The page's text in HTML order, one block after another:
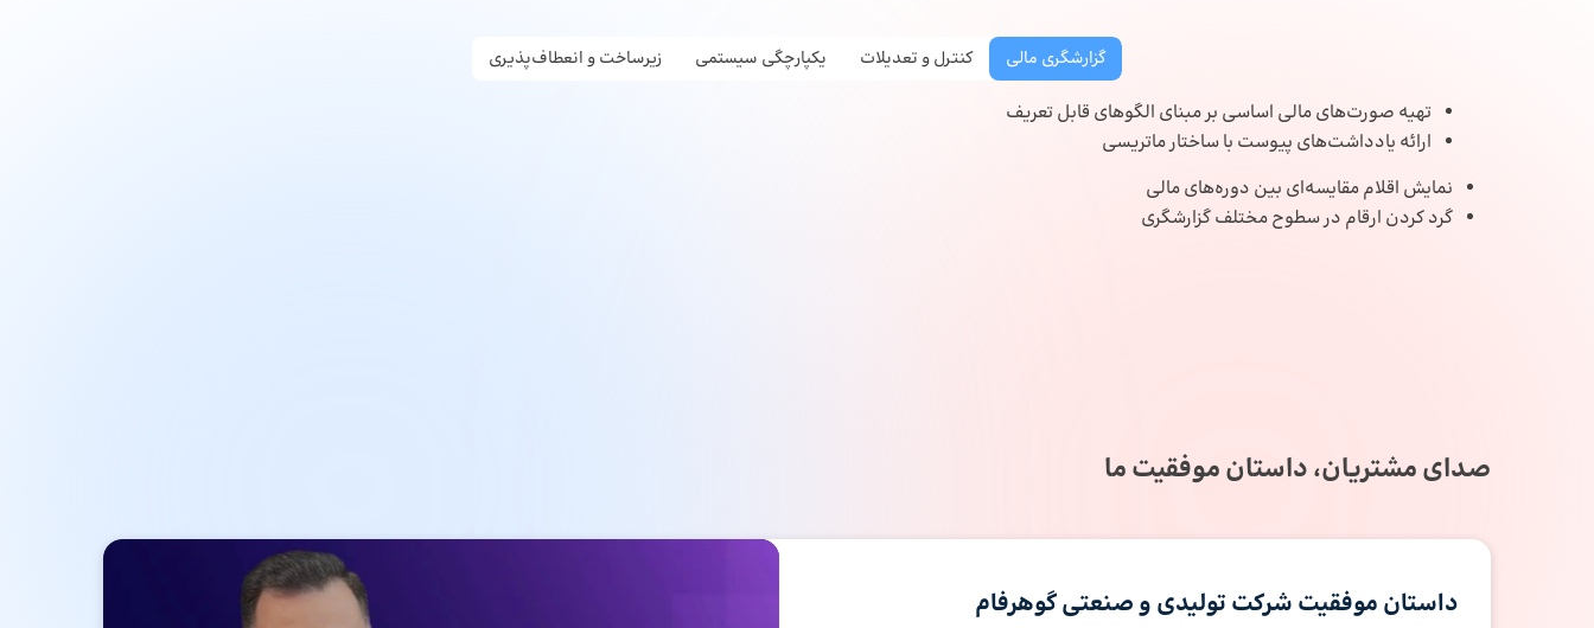
گزارشگری مالی کنترل و تعدیلات یکپارچگی سیستمی زیرساخت و انعطاف‌پذیری
تهیه صورت‌های مالی اساسی بر مبنای الگوهای قابل تعریف
ارائه یادداشت‌های پیوست با ساختار ماتریسی
نمایش اقلام مقایسه‌ای بین دوره‌های مالی
گرد کردن ارقام در سطوح مختلف گزارشگری
صدای مشتریان، داستان موفقیت ما
داستان موفقیت شرکت تولیدی و صنعتی گوهرفام
نمایشگر